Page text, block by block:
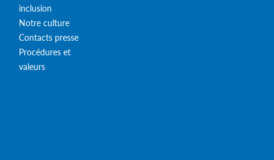
inclusion
Notre culture
Contacts presse
Procédures et
valeurs